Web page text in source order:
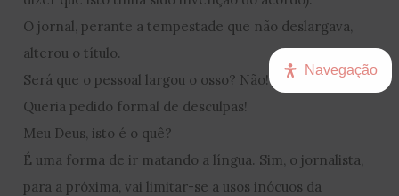
O jornal, perante a tempestade que não deslargava,
alterou o título.
Será que o pessoal largou o osso? Não! Exigiu mais!
Queria pedido formal de desculpas!
Meu Deus, isto é o quê?
É uma forma de ir matando a língua. Sim, o jornalista,
para a próxima, vai limitar-se a usos inócuos da
Navegação